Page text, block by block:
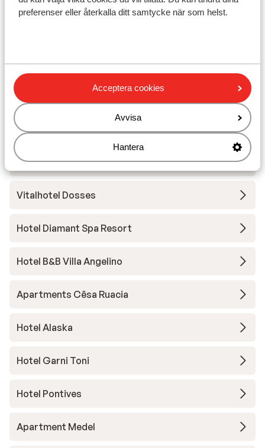
preferenser eller återkalla ditt samtycke när som helst.
Acceptera cookies
Avvisa
Hantera
Hotel Scherlin
Hotel Pozzamanigoni
Hotel Digon
Hotel Grien
Vitalhotel Dosses
Hotel Diamant Spa Resort
Hotel B&B Villa Angelino
Apartments Cêsa Ruacia
Hotel Alaska
Hotel Garni Toni
Hotel Pontives
Apartment Medel